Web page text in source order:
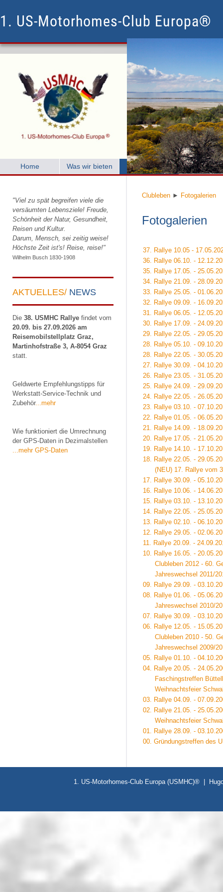
1. US-Motorhomes-Club Europa®
Home Was wir bieten Clubleben Mitglied
"Viel zu spät begreifen viele die
versäumten Lebensziele! Freude,
Schönheit der Natur, Gesundheit,
Reisen und Kultur.
Darum, Mensch, sei zeitig weise!
Höchste Zeit ist's! Reise, reise!"
Wilhelm Busch 1830-1908
AKTUELLES/ NEWS
Die 38. USMHC Rallye findet vom
20.09. bis 27.09.2026 am
Reisemobilstellplatz Graz,
Martinhofstraße 3, A-8054 Graz
statt.
Geldwerte Empfehlungstipps für
Werkstatt-Service-Technik und
Zubehör...mehr
Wie funktioniert die Umrechnung
der GPS-Daten in Dezimalstellen
...mehr GPS-Daten
Clubleben ► Fotogalerien
Fotogalerien
37. Rallye 10.05 -
36. Rallye 06.10. -
35. Rallye 17.05. -
34. Rallye 21.09. -
33. Rallye 25.05. -
32. Rallye 09.09. -
31. Rallye 06.05. -
30. Rallye 17.09. -
29. Rallye 22.05. -
28. Rallye 05.10. -
28. Rallye 22.05. -
27. Rallye 30.09. -
26. Rallye 23.05. -
25. Rallye 24.09. -
24. Rallye 22.05. -
23. Rallye 03.10. -
22. Rallye 01.05. -
21. Rallye 14.09. -
20. Rallye 17.05. -
19. Rallye 14.10. -
18. Rallye 22.05. -
(NEU) 17. Rallye vom
17. Rallye 30.09. -
16. Rallye 10.06. -
15. Rallye 03.10. -
14. Rallye 22.05. -
13. Rallye 02.10. -
12. Rallye 29.05. -
11. Rallye 20.09. -
10. Rallye 16.05. -
Clubleben 2012 - 60.
Jahreswechsel 2011/
09. Rallye 29.09. -
08. Rallye 01.06. -
Jahreswechsel 2010/
07. Rallye 30.09. -
06. Rallye 12.05. -
Clubleben 2010 - 50.
Jahreswechsel 2009/
05. Rallye 01.10. -
04. Rallye 20.05. -
Faschingstreffen
Weihnachtsfeier
03. Rallye 04.09. -
02. Rallye 21.05. -
Weihnachtsfeier
01. Rallye 28.09. -
00. Gründungstreffen des
1. US-Motorhomes-Club Europa (USMHC)® |